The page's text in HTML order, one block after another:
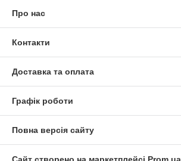
Про нас
Контакти
Доставка та оплата
Графік роботи
Повна версія сайту
Сайт створено на маркетплейсі Prom.ua